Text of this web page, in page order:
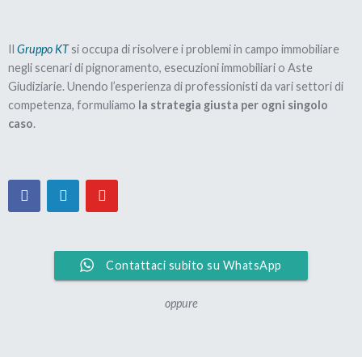
Poco fa ti ho detto che, se non restituisci i soldi che
la Banca ti ha prestato, quest’ultima potrebbe
aggredire la tua casa.
Quando una Banca, una Finanziaria, Equitalia o un
– un contratto di mutuo firmato davanti ad un notaio;
– una sentenza di condanna,
Casa all’Asta: le 5
cose che NON devi
fare
Le aste sono il tuo
vero nemico
Il Gruppo KTsi occupa di risolvere i problemi in campo immobiliare
negli scenari di pignoramento, esecuzioni immobiliari o Aste
Giudiziarie. Unendo l’esperienza di professionisti da vari settori di
competenza, formuliamo la strategia giusta per ogni singolo
caso.
Contattaci subito su WhatsApp
oppure